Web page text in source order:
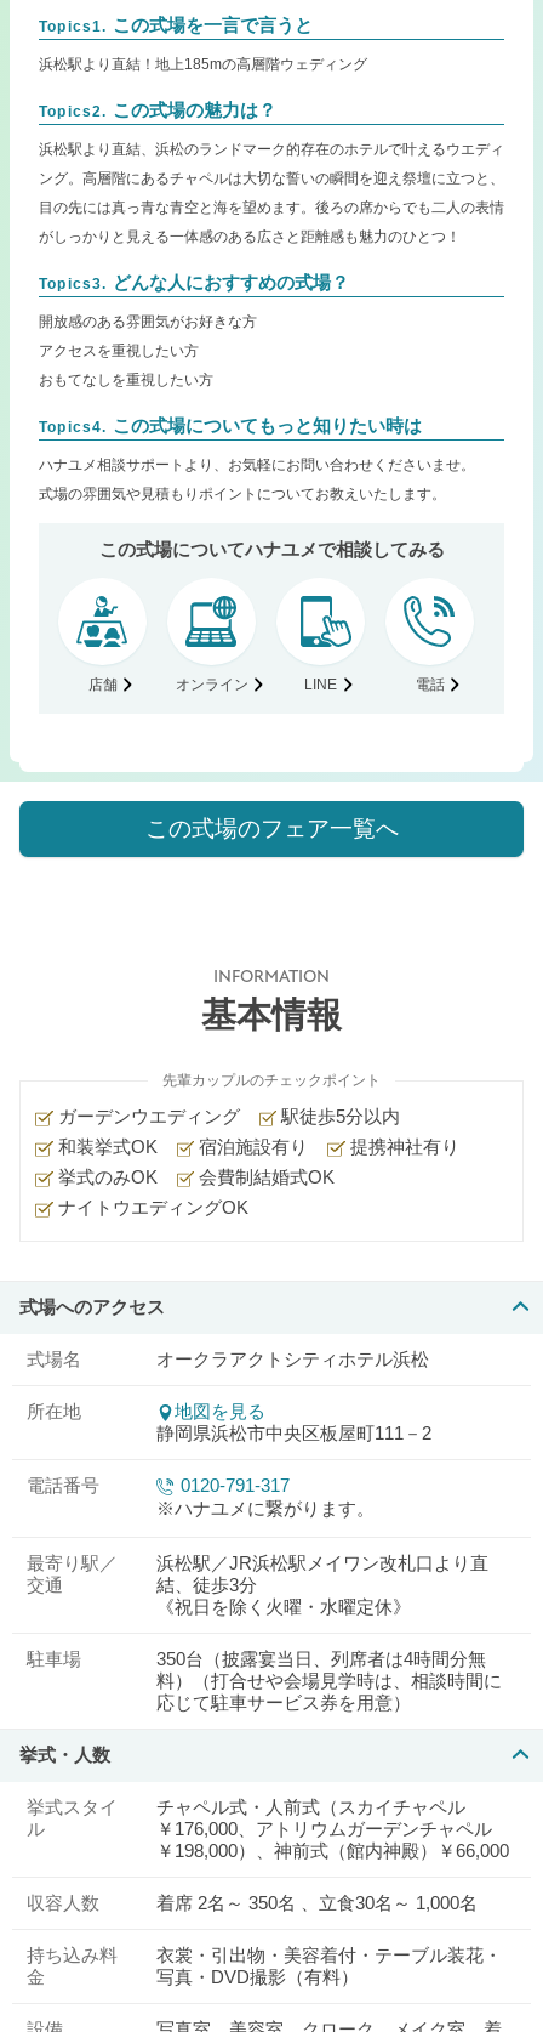
Topics1. この式場を一言で言うと
浜松駅より直結！地上185mの高層階ウェディング
Topics2. この式場の魅力は？
浜松駅より直結、浜松のランドマーク的存在のホテルで叶えるウエディ
ング。高層階にあるチャペルは大切な誓いの瞬間を迎え祭壇に立つと、
目の先には真っ青な青空と海を望めます。後ろの席からでも二人の表情
がしっかりと見える一体感のある広さと距離感も魅力のひとつ！
Topics3. どんな人におすすめの式場？
開放感のある雰囲気がお好きな方
アクセスを重視したい方
おもてなしを重視したい方
Topics4. この式場についてもっと知りたい時は
ハナユメ相談サポートより、お気軽にお問い合わせくださいませ。
式場の雰囲気や見積もりポイントについてお教えいたします。
この式場についてハナユメで相談してみる
店舗 オンライン LINE 電話
この式場のフェア一覧へ
INFORMATION
基本情報
先輩カップルのチェックポイント
ガーデンウエディング
駅徒歩5分以内
和装挙式OK
宿泊施設有り
提携神社有り
挙式のみOK
会費制結婚式OK
ナイトウエディングOK
式場へのアクセス
式場名 オークラアクトシティホテル浜松
所在地
地図を見る
静岡県浜松市中央区板屋町111－2
電話番号
0120-791-317
※ハナユメに繋がります。
最寄り駅／
交通
浜松駅／JR浜松駅メイワン改札口より直
結、徒歩3分
《祝日を除く火曜・水曜定休》
駐車場
350台（披露宴当日、列席者は4時間分無
料）（打合せや会場見学時は、相談時間に
応じて駐車サービス券を用意）
挙式・人数
挙式スタイ
ル
チャペル式・人前式（スカイチャペル
￥176,000、アトリウムガーデンチャペル
￥198,000）、神前式（館内神殿）￥66,000
収容人数 着席 2名～ 350名 、立食30名～ 1,000名
持ち込み料
金
衣裳・引出物・美容着付・テーブル装花・
写真・DVD撮影（有料）